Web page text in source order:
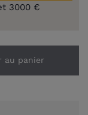
3000 €
au panier